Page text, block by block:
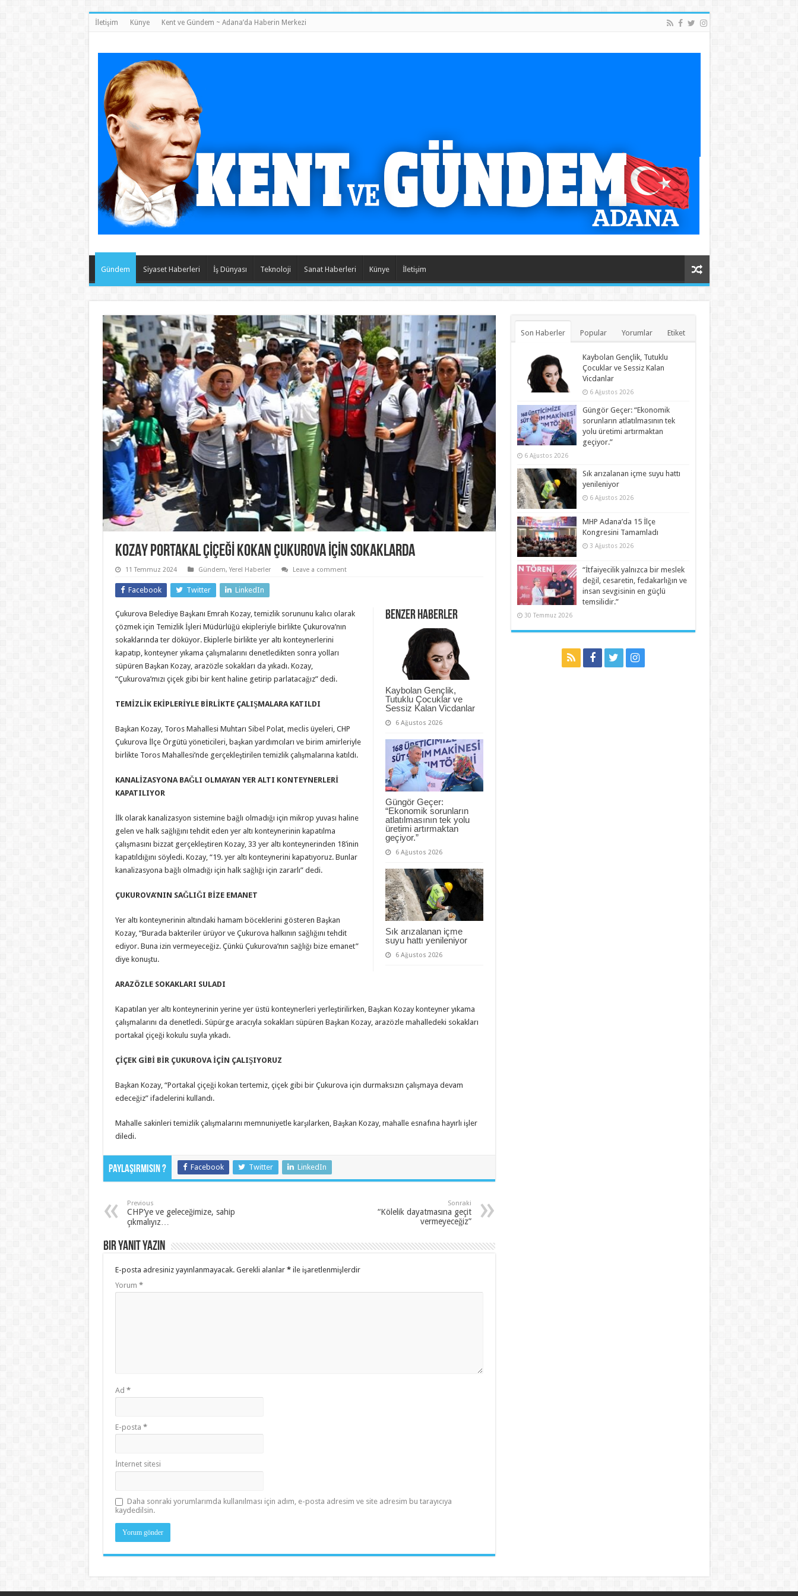
İletişim Künye Kent ve Gündem ~ Adana’da Haberin Merkezi
Gündem Siyaset Haberleri İş Dünyası Teknoloji Sanat Haberleri Künye İletişim
KOZAY PORTAKAL ÇİÇEĞİ KOKAN ÇUKUROVA İÇİN SOKAKLARDA
11 Temmuz 2024 Gündem,Yerel Haberler Leave a comment
Facebook Twitter LinkedIn
Benzer Haberler
Kaybolan Gençlik,
Tutuklu Çocuklar ve
Sessiz Kalan Vicdanlar
6 Ağustos 2026
Güngör Geçer:
“Ekonomik sorunların
atlatılmasının tek yolu
üretimi artırmaktan
geçiyor.”
6 Ağustos 2026
Sık arızalanan içme
suyu hattı yenileniyor
6 Ağustos 2026
Çukurova Belediye Başkanı Emrah Kozay, temizlik sorununu kalıcı olarak
çözmek için Temizlik İşleri Müdürlüğü ekipleriyle birlikte Çukurova’nın
sokaklarında ter döküyor. Ekiplerle birlikte yer altı konteynerlerini
kapatıp, konteyner yıkama çalışmalarını denetledikten sonra yolları
süpüren Başkan Kozay, arazözle sokakları da yıkadı. Kozay,
“Çukurova’mızı çiçek gibi bir kent haline getirip parlatacağız” dedi.
TEMİZLİK EKİPLERİYLE BİRLİKTE ÇALIŞMALARA KATILDI
Başkan Kozay, Toros Mahallesi Muhtarı Sibel Polat, meclis üyeleri, CHP
Çukurova İlçe Örgütü yöneticileri, başkan yardımcıları ve birim amirleriyle
birlikte Toros Mahallesi’nde gerçekleştirilen temizlik çalışmalarına katıldı.
KANALİZASYONA BAĞLI OLMAYAN YER ALTI KONTEYNERLERİ
KAPATILIYOR
İlk olarak kanalizasyon sistemine bağlı olmadığı için mikrop yuvası haline
gelen ve halk sağlığını tehdit eden yer altı konteynerinin kapatılma
çalışmasını bizzat gerçekleştiren Kozay, 33 yer altı konteynerinden 18’inin
kapatıldığını söyledi. Kozay, “19. yer altı konteynerini kapatıyoruz. Bunlar
kanalizasyona bağlı olmadığı için halk sağlığı için zararlı” dedi.
ÇUKUROVA’NIN SAĞLIĞI BİZE EMANET
Yer altı konteynerinin altındaki hamam böceklerini gösteren Başkan
Kozay, “Burada bakteriler ürüyor ve Çukurova halkının sağlığını tehdit
ediyor. Buna izin vermeyeceğiz. Çünkü Çukurova’nın sağlığı bize emanet”
diye konuştu.
ARAZÖZLE SOKAKLARI SULADI
Kapatılan yer altı konteynerinin yerine yer üstü konteynerleri yerleştirilirken, Başkan Kozay konteyner yıkama
çalışmalarını da denetledi. Süpürge aracıyla sokakları süpüren Başkan Kozay, arazözle mahalledeki sokakları
portakal çiçeği kokulu suyla yıkadı.
ÇİÇEK GİBİ BİR ÇUKUROVA İÇİN ÇALIŞIYORUZ
Başkan Kozay, “Portakal çiçeği kokan tertemiz, çiçek gibi bir Çukurova için durmaksızın çalışmaya devam
edeceğiz” ifadelerini kullandı.
Mahalle sakinleri temizlik çalışmalarını memnuniyetle karşılarken, Başkan Kozay, mahalle esnafına hayırlı işler
diledi.
Paylaşırmısın ? Facebook Twitter LinkedIn
Previous
CHP’ye ve geleceğimize, sahip
çıkmalıyız…
Sonraki
“Kölelik dayatmasına geçit
vermeyeceğiz”
Bir yanıt yazın
E-posta adresiniz yayınlanmayacak. Gerekli alanlar *ile işaretlenmişlerdir
Yorum *
Ad *
E-posta *
İnternet sitesi
Daha sonraki yorumlarımda kullanılması için adım, e-posta adresim ve site adresim bu tarayıcıya
kaydedilsin.
Son Haberler Popular Yorumlar Etiket
Kaybolan Gençlik, Tutuklu
Çocuklar ve Sessiz Kalan
Vicdanlar
6 Ağustos 2026
Güngör Geçer: “Ekonomik
sorunların atlatılmasının tek
yolu üretimi artırmaktan
geçiyor.”
6 Ağustos 2026
Sık arızalanan içme suyu hattı
yenileniyor
6 Ağustos 2026
MHP Adana’da 15 İlçe
Kongresini Tamamladı
3 Ağustos 2026
“İtfaiyecilik yalnızca bir meslek
değil, cesaretin, fedakarlığın ve
insan sevgisinin en güçlü
temsilidir.”
30 Temmuz 2026